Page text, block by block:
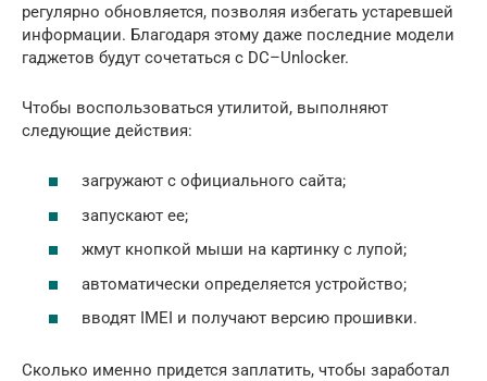
регулярно обновляется, позволяя избегать устаревшей
информации. Благодаря этому даже последние модели
гаджетов будут сочетаться с DC–Unlocker.
Чтобы воспользоваться утилитой, выполняют
следующие действия:
загружают с официального сайта;
запускают ее;
жмут кнопкой мыши на картинку с лупой;
автоматически определяется устройство;
вводят IMEI и получают версию прошивки.
Сколько именно придется заплатить, чтобы заработал